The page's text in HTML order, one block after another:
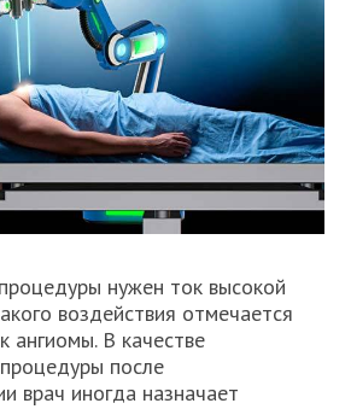
нужен ток высокой
воздействия отмечается
ангиомы. В качестве
после
врач иногда назначает